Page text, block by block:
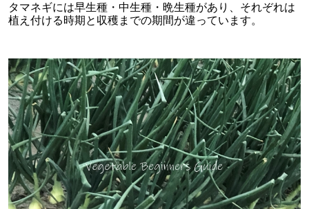
タマネギには早生種・中生種・晩生種があり、それぞれは
植え付ける時期と収穫までの期間が違っています。